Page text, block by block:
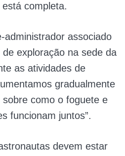
completa.
administrador associado
exploração na sede da
as atividades de
gradualmente
como o foguete e
funcionam juntos”.
devem estar